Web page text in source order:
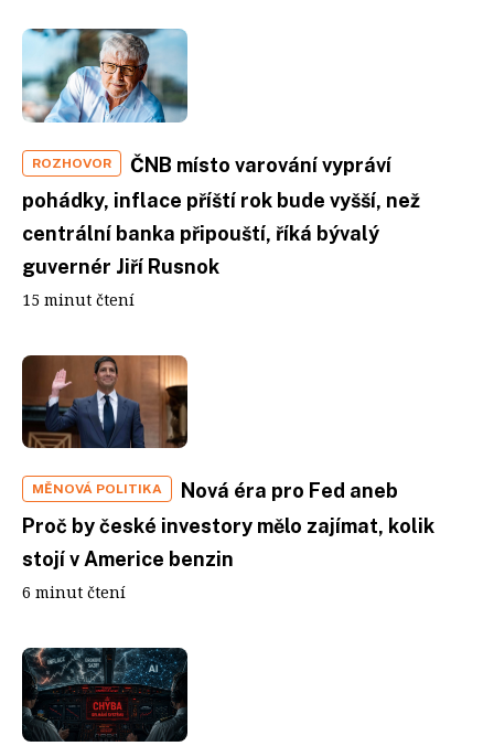
ROZHOVOR
ČNB místo varování vypráví
pohádky, inflace příští rok bude vyšší, než
centrální banka připouští, říká bývalý
guvernér Jiří Rusnok
15 minut čtení
MĚNOVÁ POLITIKA
Nová éra pro Fed aneb
Proč by české investory mělo zajímat, kolik
stojí v Americe benzin
6 minut čtení